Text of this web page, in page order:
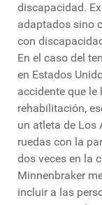
discapacidad.
adaptados sino
con
En el caso del
en Estados
accidente que le
rehabilitación,
un atleta de Los
ruedas con la
dos veces en la
Minnenbraker
incluir a las